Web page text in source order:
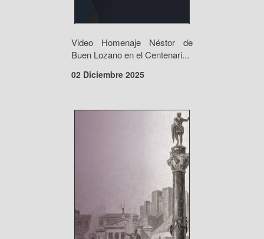
Video Homenaje Néstor de
Buen Lozano en el Centenari...
02 Diciembre 2025